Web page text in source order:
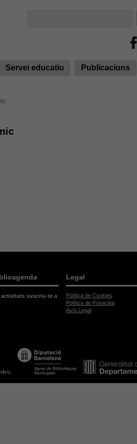
Servei educatiu Publicacions
suscriu-te a
Legal
Política de Cookies
Política de Privacitat
Avís Legal